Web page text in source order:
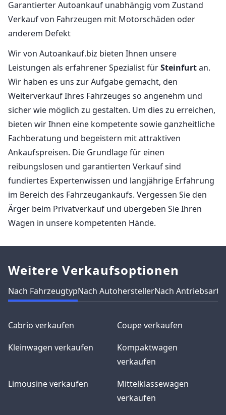
Garantierter Autoankauf unabhängig vom Zustand
Verkauf von Fahrzeugen mit Motorschäden oder
anderem Defekt
Wir von Autoankauf.biz bieten Ihnen unsere
Leistungen als erfahrener Spezialist fürSteinfurtan.
Wir haben es uns zur Aufgabe gemacht, den
Weiterverkauf Ihres Fahrzeuges so angenehm und
sicher wie möglich zu gestalten. Um dies zu erreichen,
bieten wir Ihnen eine kompetente sowie ganzheitliche
Fachberatung und begeistern mit attraktiven
Ankaufspreisen. Die Grundlage für einen
reibungslosen und garantierten Verkauf sind
fundiertes Expertenwissen und langjährige Erfahrung
im Bereich des Fahrzeugankaufs. Vergessen Sie den
Ärger beim Privatverkauf und übergeben Sie Ihren
Wagen in unsere kompetenten Hände.
Weitere Verkaufsoptionen
Nach FahrzeugtypNach AutoherstellerNach Antriebsart
Cabrio verkaufen
Coupe verkaufen
Kleinwagen verkaufen
Kompaktwagen
verkaufen
Limousine verkaufen
Mittelklassewagen
verkaufen